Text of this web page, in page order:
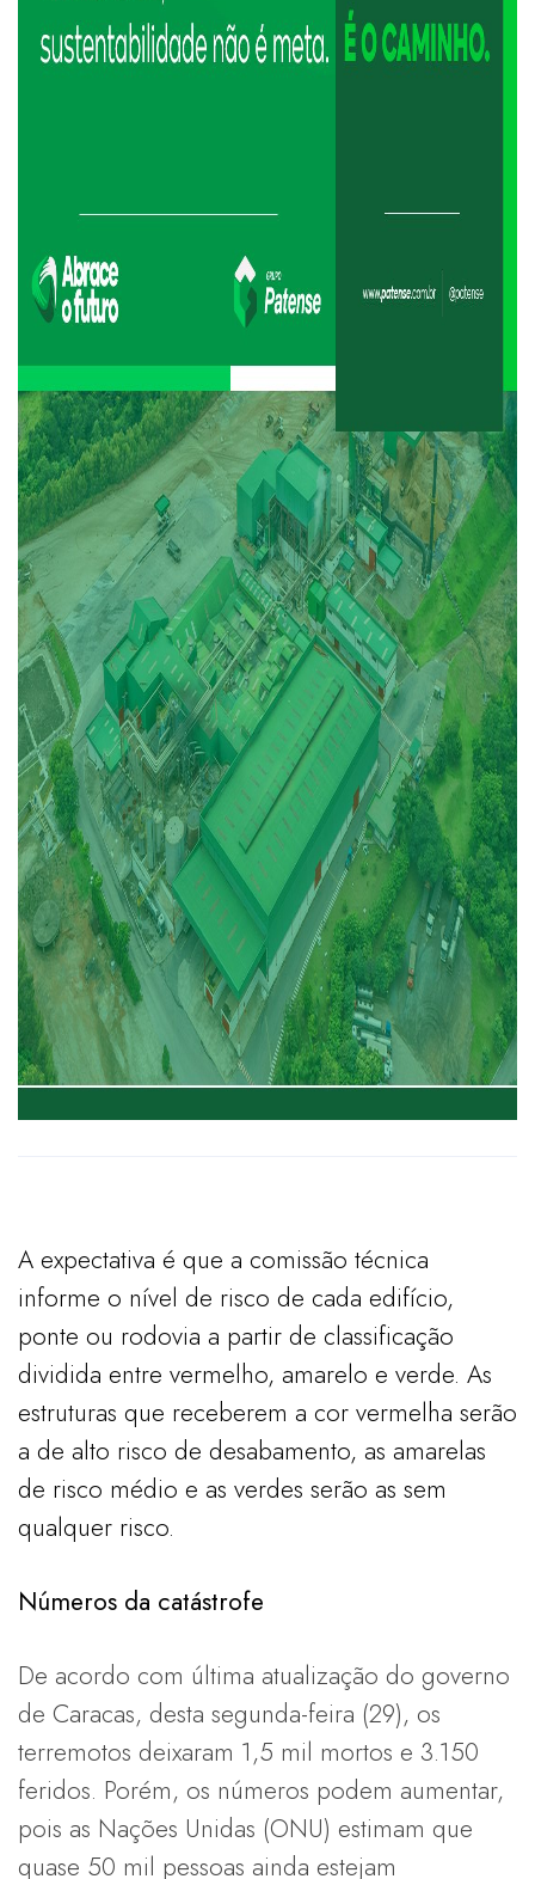
A expectativa é que a comissão técnica
informe o nível de risco de cada edifício,
ponte ou rodovia a partir de classificação
dividida entre vermelho, amarelo e verde. As
estruturas que receberem a cor vermelha serão
a de alto risco de desabamento, as amarelas
de risco médio e as verdes serão as sem
qualquer risco.
Números da catástrofe
De acordo com última atualização do governo
de Caracas, desta segunda-feira (29), os
terremotos deixaram 1,5 mil mortos e 3.150
feridos. Porém, os números podem aumentar,
pois as Nações Unidas (ONU) estimam que
quase 50 mil pessoas ainda estejam